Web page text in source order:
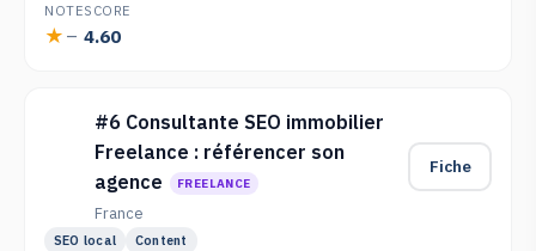
NOTE
—
SCORE
4.60
#6 Consultante SEO immobilier
Freelance : référencer son
agence
FREELANCE
France
Fiche
SEO local Content